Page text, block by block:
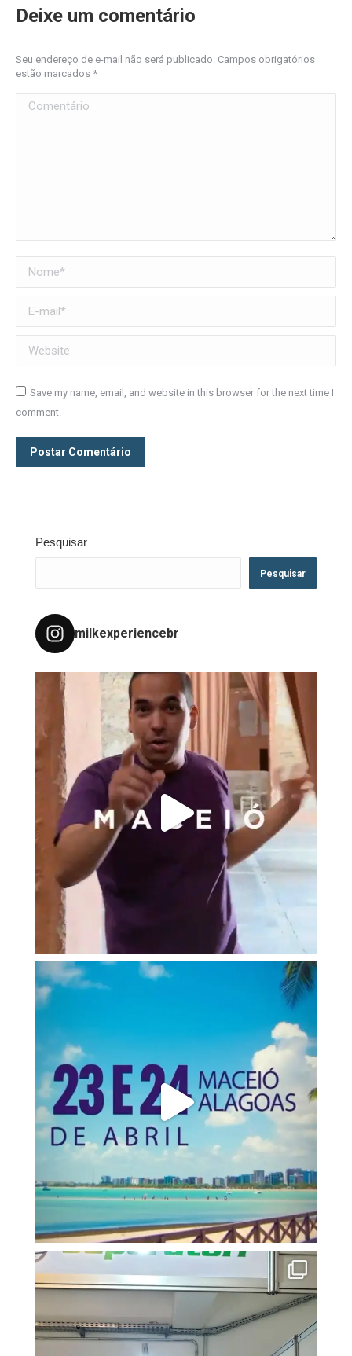
Deixe um comentário
Seu endereço de e-mail não será publicado. Campos obrigatórios
estão marcados *
Comentário
Nome *
E-mail *
Website
Save my name, email, and website in this browser for the next time I
comment.
Postar Comentário
Pesquisar
Pesquisar
milkexperiencebr